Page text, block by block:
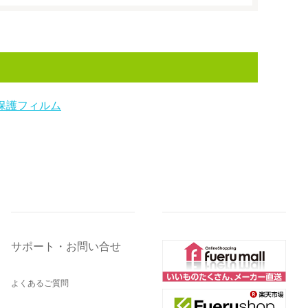
護フィルム
サポート・お問い合せ
よくあるご質問